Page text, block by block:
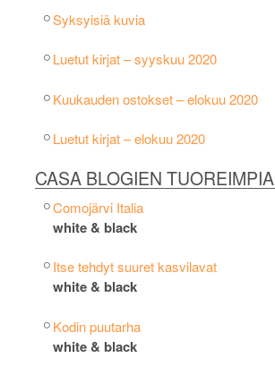
Syksyisiä kuvia
Luetut kirjat – syyskuu 2020
Kuukauden ostokset – elokuu 2020
Luetut kirjat – elokuu 2020
CASA BLOGIEN TUOREIMPIA
Comojärvi Italia
white & black
Itse tehdyt suuret kasvilavat
white & black
Kodin puutarha
white & black